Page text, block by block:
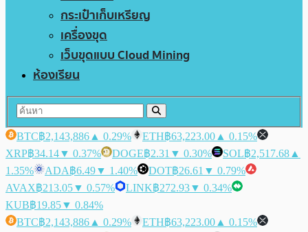
กระเป๋าเก็บเหรียญ
เครื่องขุด
เว็บขุดแบบ Cloud Mining
ห้องเรียน
BTC฿2,143,886 ▲ 0.29% ETH฿63,223.00 ▲ 0.15%
XRP฿34.14▼ 0.37% DOGE฿2.31 ▼ 0.30% SOL฿2,517.68 ▲
1.35%
ADA฿6.49▼ 1.40% DOT฿26.61 ▼ 0.79%
AVAX฿213.05▼ 0.57% LINK฿272.93▼ 0.34%
KUB฿19.85▼ 0.84%
BTC฿2,143,886 ▲ 0.29% ETH฿63,223.00 ▲ 0.15%